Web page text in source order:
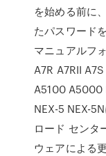
を始める前に
たパスワード
マニュアルフ
A7R A7RII
A5100 A5000
NEX-5 NEX-
ロード センタ
ウェアによる